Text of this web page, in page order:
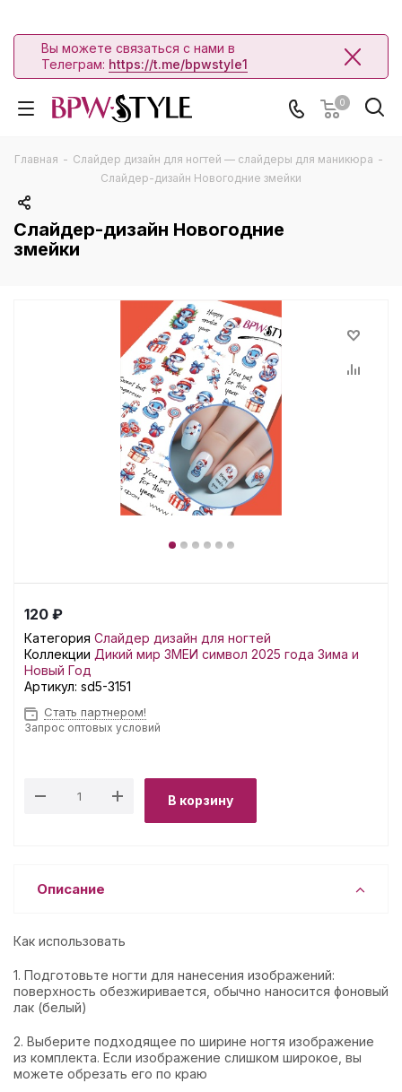
Вы можете связаться с нами в
Телеграм: https://t.me/bpwstyle1
0
Главная - Слайдер дизайн для ногтей — слайдеры для маникюра -
Слайдер-дизайн Новогодние змейки
Слайдер-дизайн Новогодние
змейки
120 ₽
Категория Слайдер дизайн для ногтей
Коллекции Дикий мир ЗМЕИ символ 2025 года Зима и
Новый Год
Артикул: sd5-3151
Стать партнером!
Запрос оптовых условий
В корзину
Описание
Как использовать
1. Подготовьте ногти для нанесения изображений:
поверхность обезжиривается, обычно наносится фоновый
лак (белый)
2. Выберите подходящее по ширине ногтя изображение
из комплекта. Если изображение слишком широкое, вы
можете обрезать его по краю